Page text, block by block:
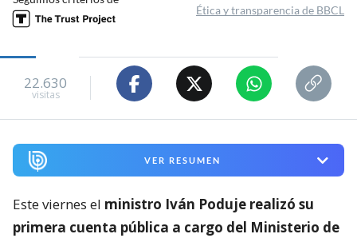
Ética y transparencia de BBCL
22.630
visitas
VER RESUMEN
Este viernes el ministro Iván Poduje realizó su
primera cuenta pública a cargo del Ministerio de